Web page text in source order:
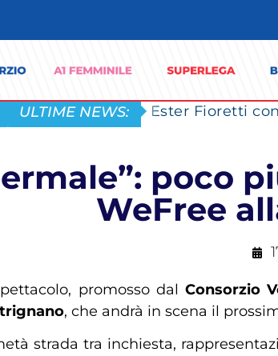
ULTIME NEWS: Ester Fioretti
poco
WeFree
promosso dal Consorzio
, che andrà in scena il
strada tra inchiesta,